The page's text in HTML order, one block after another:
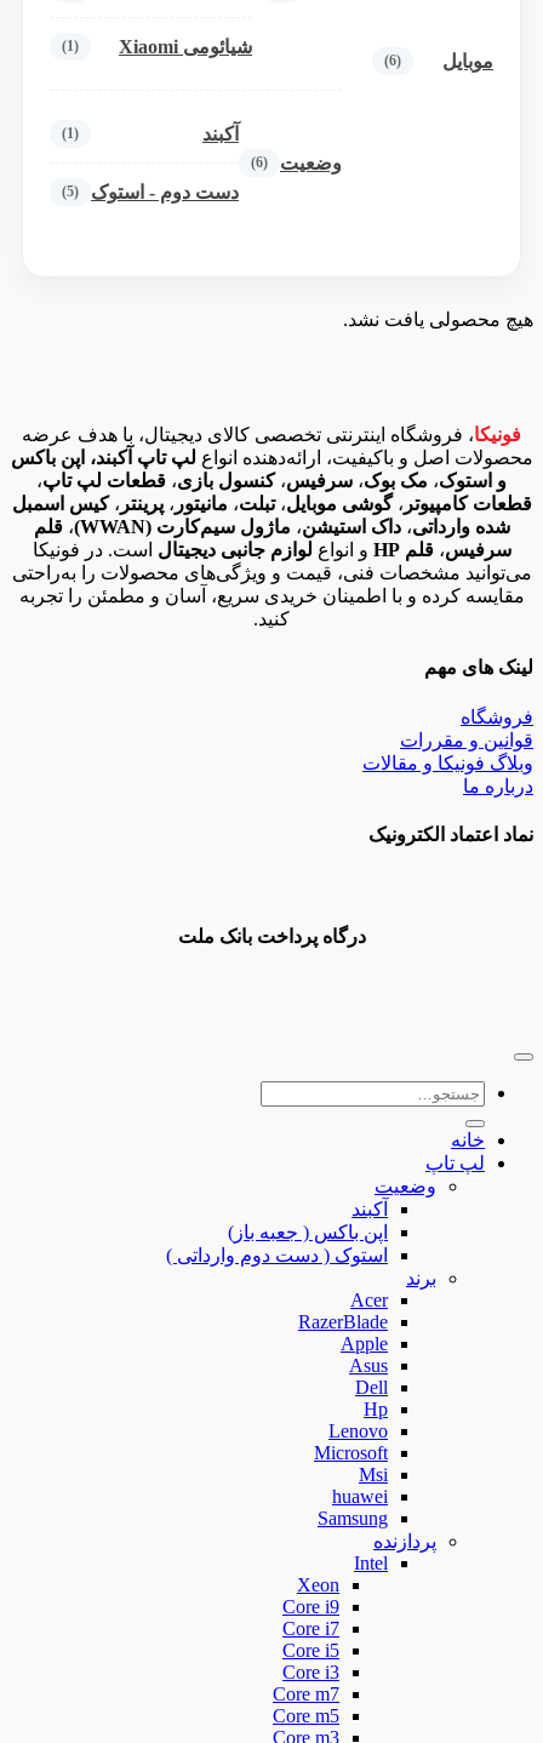
موبایل (6)
شیائومی Xiaomi (1)
وضعیت (6)
آکبند (1)
دست دوم - استوک (5)
هیچ محصولی یافت نشد.
فونیکا، فروشگاه اینترنتی تخصصی کالای دیجیتال، با هدف عرضه
محصولات اصل و باکیفیت، ارائه‌دهنده انواع لپ تاپ آکبند، اپن باکس
و استوک، مک بوک، سرفیس،کنسول بازی، قطعات لپ تاپ،
قطعات کامپیوتر ،گوشی موبایل،تبلت، مانیتور ،پرینتر ،کیس اسمبل
شده وارداتی،داک استیشن، ماژول سیم‌کارت (WWAN) ،قلم
سرفیس،قلم HP و انواع لوازم جانبی دیجیتال است. در فونیکا
می‌توانید مشخصات فنی، قیمت و ویژگی‌های محصولات را به‌راحتی
مقایسه کرده و با اطمینان خریدی سریع، آسان و مطمئن را تجربه
کنید.
لینک های مهم
فروشگاه
قوانین و مقررات
وبلاگ فونیکا و مقالات
درباره ما
نماد اعتماد الکترونیک
درگاه پرداخت بانک ملت
جستجو
خانه
لپ تاپ
وضعیت
آکبند
اپن باکس ( جعبه باز)
استوک ( دست دوم وارداتی )
برند
Acer
RazerBlade
Apple
Asus
Dell
Hp
Lenovo
Microsoft
Msi
huawei
Samsung
پردازنده
Intel
Xeon
Core i9
Core i7
Core i5
Core i3
Core m7
Core m5
Core m3